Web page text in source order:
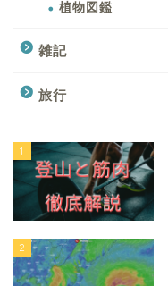
植物図鑑
雑記
旅行
1
2